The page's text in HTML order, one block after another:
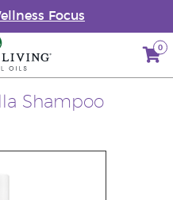
Focus
0
Shampoo